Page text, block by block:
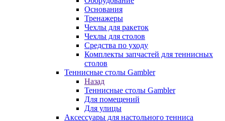
Основания
Тренажеры
Чехлы для ракеток
Чехлы для столов
Средства по уходу
Комплекты запчастей для теннисных
столов
Теннисные столы Gambler
Назад
Теннисные столы Gambler
Для помещений
Для улицы
Аксессуары для настольного тенниса